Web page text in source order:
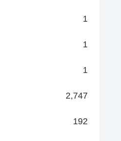
1
1
1
2,747
192